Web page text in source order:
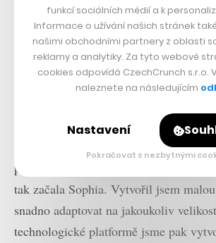
Sophia, kterou jste v Česku
konferenci Non-Fungible
přiblížit, jak vznikla?
Chtěli jsme vytvořit platformu, která
oblastech, například ve zdravotnictví,
zmiňoval. V Hongkongu jsme tak v
předělávat všechno, na čem jsme
tak začala Sophia. Vytvořil jsem
snadno adaptovat na jakoukoliv
technologické platformě jsme pak
funkcí sociálních médií a k
Informace o užívání našich stránek
našimi obchodními partnery z oblasti
reklamy a analytiky. Za tyto webové
cookies odpovídá CzechCrunch s.r.o.
naleznete na následujícím
Nastavení
Pokračovat s nezbytnými